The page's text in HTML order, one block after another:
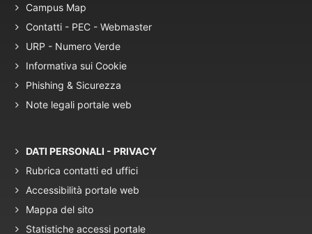
Campus Map
Contatti - PEC - Webmaster
URP - Numero Verde
Informativa sui Cookie
Phishing & Sicurezza
Note legali portale web
DATI PERSONALI - PRIVACY
Rubrica contatti ed uffici
Accessibilità portale web
Mappa del sito
Statistiche accessi portale